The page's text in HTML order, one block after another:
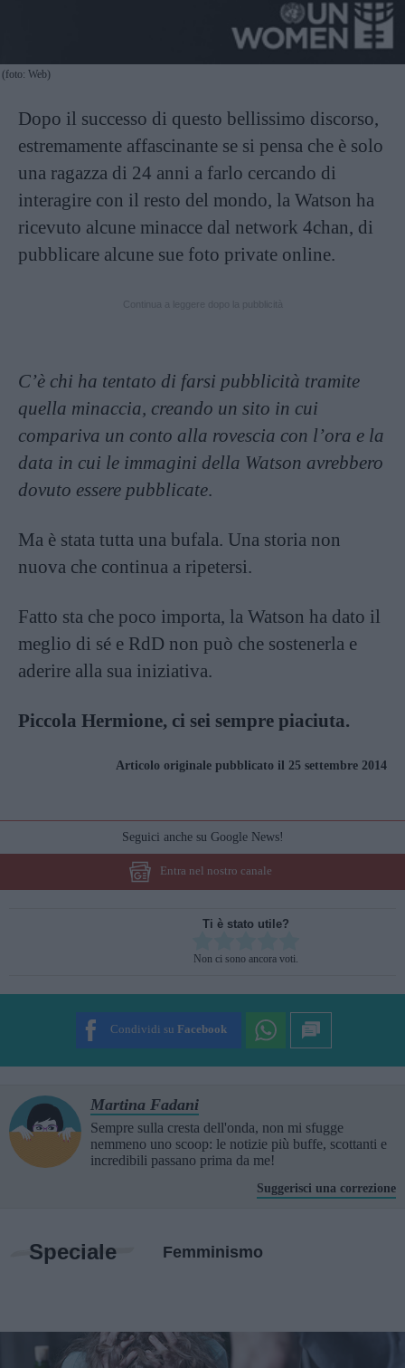
(foto: Web)
Dopo il successo di questo bellissimo discorso,
estremamente affascinante se si pensa che è solo
una ragazza di 24 anni a farlo cercando di
interagire con il resto del mondo, la Watson ha
ricevuto alcune minacce dal network 4chan, di
pubblicare alcune sue foto private online.
C’è chi ha tentato di farsi pubblicità tramite
quella minaccia, creando un sito in cui
compariva un conto alla rovescia con l’ora e la
data in cui le immagini della Watson avrebbero
dovuto essere pubblicate.
Ma è stata tutta una bufala. Una storia non
nuova che continua a ripetersi.
Fatto sta che poco importa, la Watson ha dato il
meglio di sé e RdD non può che sostenerla e
aderire alla sua iniziativa.
Piccola Hermione, ci sei sempre piaciuta.
Articolo originale pubblicato il 25 settembre 2014
Seguici anche su Google News!
Entra nel nostro canale
Ti è stato utile?
Non ci sono ancora voti.
Condividi su Facebook
Martina Fadani
Sempre sulla cresta dell'onda, non mi sfugge
nemmeno uno scoop: le notizie più buffe, scottanti e
incredibili passano prima da me!
Suggerisci una correzione
Speciale Femminismo